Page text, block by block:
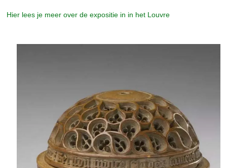
Hier lees je meer over de expositie in in het Louvre